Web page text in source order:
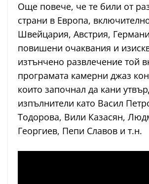
Още повече, че те били от
страни в Европа,
Швейцария, Австрия,
повишени очаквания и
изтънчено развлечение той
програмата камерни джаз
които започнал да кани
изпълнители като Васил
Тодорова, Вили Казасян,
Георгиев, Пепи Славов и т.н.